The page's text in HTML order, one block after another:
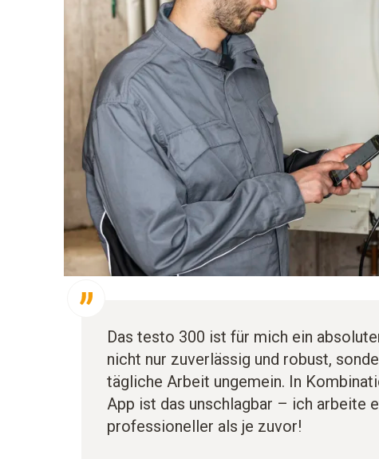
Das testo 300 ist für mich ein
nicht nur zuverlässig und robust,
tägliche Arbeit ungemein. In
App ist das unschlagbar – ich arbeite
professioneller als je zuvor!